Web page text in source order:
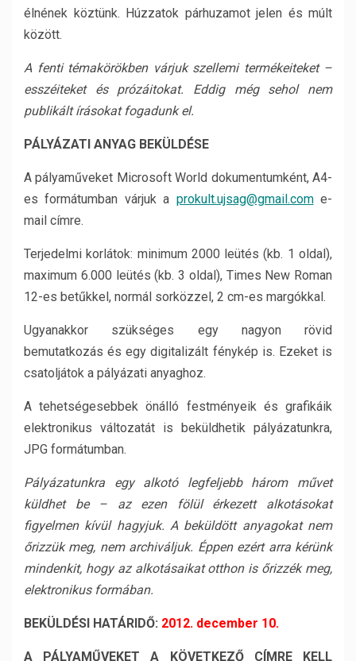
élnének köztünk. Húzzatok párhuzamot jelen és múlt
között.
A fenti témakörökben várjuk szellemi termékeiteket –
esszéiteket és prózáitokat. Eddig még sehol nem
publikált írásokat fogadunk el.
PÁLYÁZATI ANYAG BEKÜLDÉSE
A pályaműveket Microsoft World dokumentumként, A4-
es formátumban várjuk a prokult.ujsag@gmail.come-
mail címre.
Terjedelmi korlátok: minimum 2000 leütés (kb. 1 oldal),
maximum 6.000 leütés (kb. 3 oldal), Times New Roman
12-es betűkkel, normál sorközzel, 2 cm-es margókkal.
Ugyanakkor szükséges egy nagyon rövid
bemutatkozás és egy digitalizált fénykép is. Ezeket is
csatoljátok a pályázati anyaghoz.
A tehetségesebbek önálló festményeik és grafikáik
elektronikus változatát is beküldhetik pályázatunkra,
JPG formátumban.
Pályázatunkra egy alkotó legfeljebb három művet
küldhet be – az ezen fölül érkezett alkotásokat
figyelmen kívül hagyjuk. A beküldött anyagokat nem
őrizzük meg, nem archiváljuk. Éppen ezért arra kérünk
mindenkit, hogy az alkotásaikat otthon is őrizzék meg,
elektronikus formában.
BEKÜLDÉSI HATÁRIDŐ: 2012. december 10.
A PÁLYAMŰVEKET A KÖVETKEZŐ CÍMRE KELL